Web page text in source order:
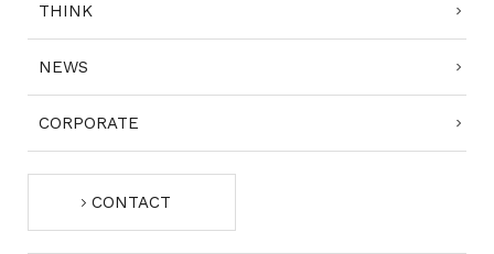
THINK
NEWS
CORPORATE
CONTACT